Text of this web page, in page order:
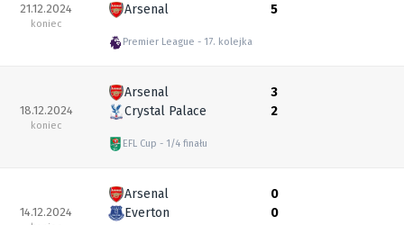
21.12.2024
koniec
Arsenal
Premier League 17. kolejka
5
18.12.2024
koniec
Arsenal
Crystal Palace
EFL Cup 1/4 finału
3
2
14.12.2024
Arsenal
Everton
0
0